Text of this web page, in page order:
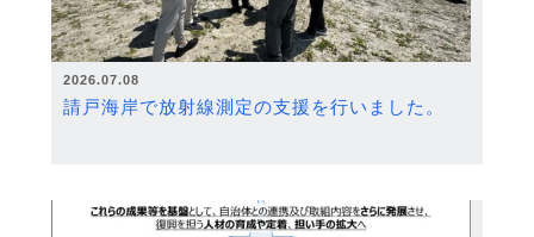
2026.07.08
請戸海岸で放射線測定の支援を行いました。